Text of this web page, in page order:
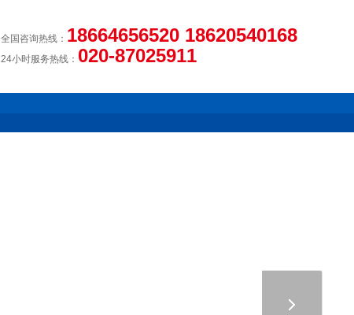
全国咨询热线： 18664656520 18620540168
24小时服务热线： 020-87025911